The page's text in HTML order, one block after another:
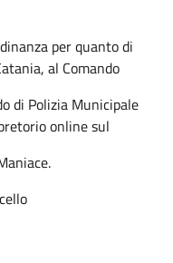
per quanto di
al Comando
di Polizia Municipale
online sul